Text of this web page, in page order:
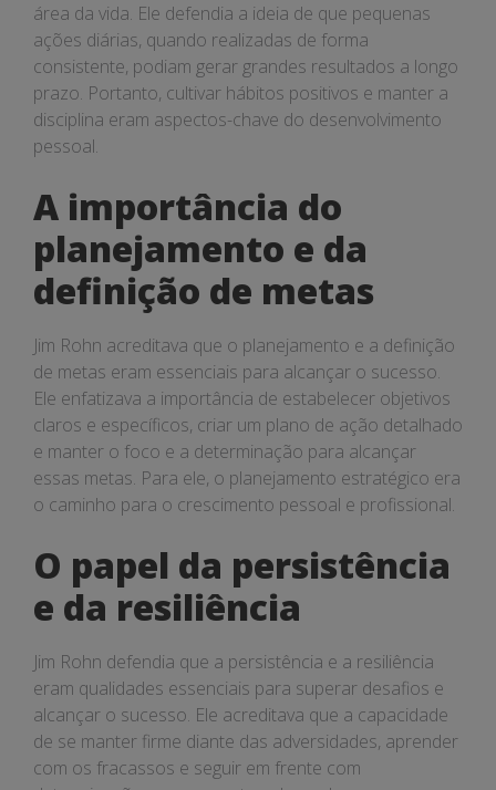
área da vida. Ele defendia a ideia de que pequenas
ações diárias, quando realizadas de forma
consistente, podiam gerar grandes resultados a longo
prazo. Portanto, cultivar hábitos positivos e manter a
disciplina eram aspectos-chave do desenvolvimento
pessoal.
A importância do
planejamento e da
definição de metas
Jim Rohn acreditava que o planejamento e a definição
de metas eram essenciais para alcançar o sucesso.
Ele enfatizava a importância de estabelecer objetivos
claros e específicos, criar um plano de ação detalhado
e manter o foco e a determinação para alcançar
essas metas. Para ele, o planejamento estratégico era
o caminho para o crescimento pessoal e profissional.
O papel da persistência
e da resiliência
Jim Rohn defendia que a persistência e a resiliência
eram qualidades essenciais para superar desafios e
alcançar o sucesso. Ele acreditava que a capacidade
de se manter firme diante das adversidades, aprender
com os fracassos e seguir em frente com